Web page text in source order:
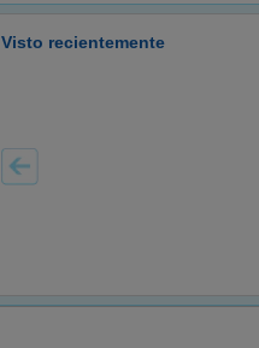
Visto recientemente